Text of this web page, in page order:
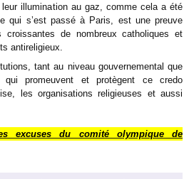
illumination au gaz, comme cela a été
qui s’est passé à Paris, est une preuve
croissantes de nombreux catholiques et
antireligieux.
tant au niveau gouvernemental que
promeuvent et protègent ce credo
les organisations religieuses et aussi
excuses du comité olympique de